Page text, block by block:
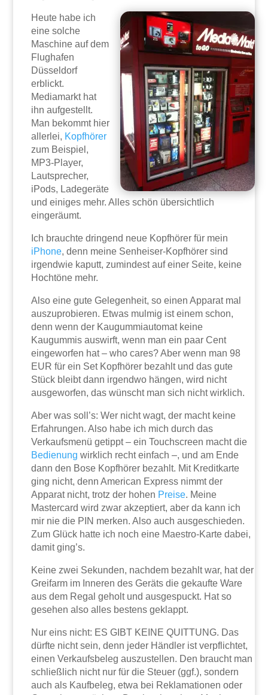
Heute habe ich
eine solche
Maschine auf dem
Flughafen
Düsseldorf
erblickt.
Mediamarkt hat
ihn aufgestellt.
Man bekommt hier
allerlei, Kopfhörer
zum Beispiel,
MP3-Player,
Lautsprecher,
iPods, Ladegeräte
und einiges mehr. Alles schön übersichtlich
eingeräumt.
Ich brauchte dringend neue Kopfhörer für mein
iPhone, denn meine Senheiser-Kopfhörer sind
irgendwie kaputt, zumindest auf einer Seite, keine
Hochtöne mehr.
Also eine gute Gelegenheit, so einen Apparat mal
auszuprobieren. Etwas mulmig ist einem schon,
denn wenn der Kaugummiautomat keine
Kaugummis auswirft, wenn man ein paar Cent
eingeworfen hat – who cares? Aber wenn man 98
EUR für ein Set Kopfhörer bezahlt und das gute
Stück bleibt dann irgendwo hängen, wird nicht
ausgeworfen, das wünscht man sich nicht wirklich.
Aber was soll’s: Wer nicht wagt, der macht keine
Erfahrungen. Also habe ich mich durch das
Verkaufsmenü getippt – ein Touchscreen macht die
Bedienung wirklich recht einfach –, und am Ende
dann den Bose Kopfhörer bezahlt. Mit Kreditkarte
ging nicht, denn American Express nimmt der
Apparat nicht, trotz der hohen Preise. Meine
Mastercard wird zwar akzeptiert, aber da kann ich
mir nie die PIN merken. Also auch ausgeschieden.
Zum Glück hatte ich noch eine Maestro-Karte dabei,
damit ging’s.
Keine zwei Sekunden, nachdem bezahlt war, hat der
Greifarm im Inneren des Geräts die gekaufte Ware
aus dem Regal geholt und ausgespuckt. Hat so
gesehen also alles bestens geklappt.
Nur eins nicht: ES GIBT KEINE QUITTUNG. Das
dürfte nicht sein, denn jeder Händler ist verpflichtet,
einen Verkaufsbeleg auszustellen. Den braucht man
schließlich nicht nur für die Steuer (ggf.), sondern
auch als Kaufbeleg, etwa bei Reklamationen oder